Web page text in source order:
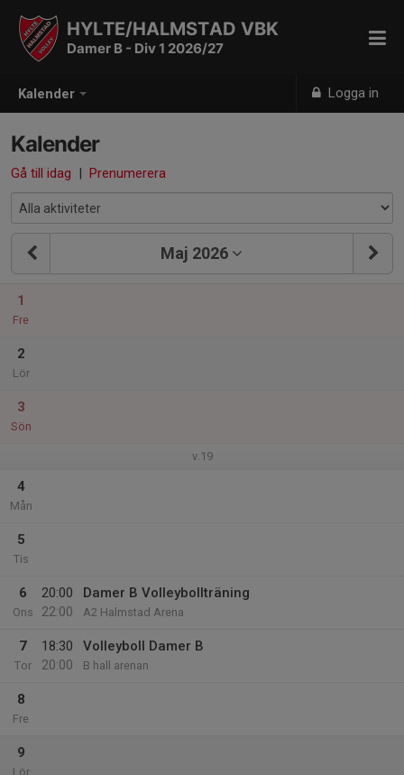
Kalender Logga in
HYLTE/HALMSTAD VBK
Damer B - Div 1 2026/27
Kalender
Gå till idag | Prenumerera
Maj 2026
1
Fre
2
Lör
3
Sön
v.19
4
Mån
5
Tis
6
Ons
20:00
22:00
Damer B Volleybollträning
A2 Halmstad Arena
7
Tor
18:30
20:00
Volleyboll Damer B
B hall arenan
8
Fre
9
Lör